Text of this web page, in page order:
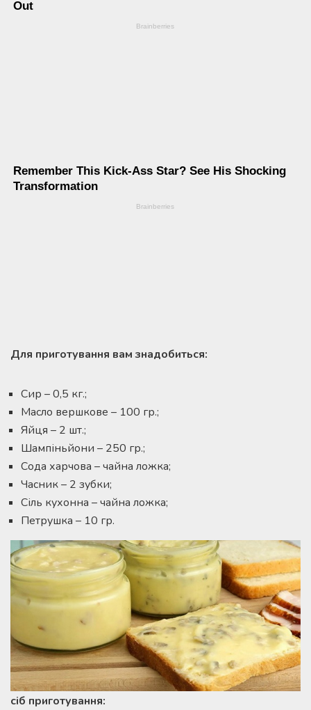
Для приготування вам знадобиться:
Сир – 0,5 кг.;
Масло вершкове – 100 гр.;
Яйця – 2 шт.;
Шампіньйони – 250 гр.;
Сода харчова – чайна ложка;
Часник – 2 зубки;
Сіль кухонна – чайна ложка;
Петрушка – 10 гр.
сіб приготування: